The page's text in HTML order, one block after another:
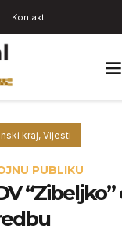
Kontakt
kraj, Vijesti
PUBLIKU
“Zibeljko”